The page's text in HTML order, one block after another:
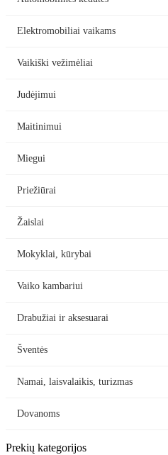
Elektromobiliai vaikams
Vaikiški vežimėliai
Judėjimui
Maitinimui
Miegui
Priežiūrai
Žaislai
Mokyklai, kūrybai
Vaiko kambariui
Drabužiai ir aksesuarai
Šventės
Namai, laisvalaikis, turizmas
Dovanoms
Prekių kategorijos